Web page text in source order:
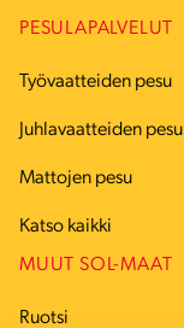
PESULAPALVELUT
Työvaatteiden pesu
Juhlavaatteiden pesu
Mattojen pesu
Katso kaikki
MUUT SOL-MAAT
Ruotsi